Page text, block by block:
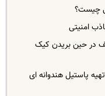
چیست؟
امنیتی
در حین بریدن کیک
پاستیل هندوانه ای